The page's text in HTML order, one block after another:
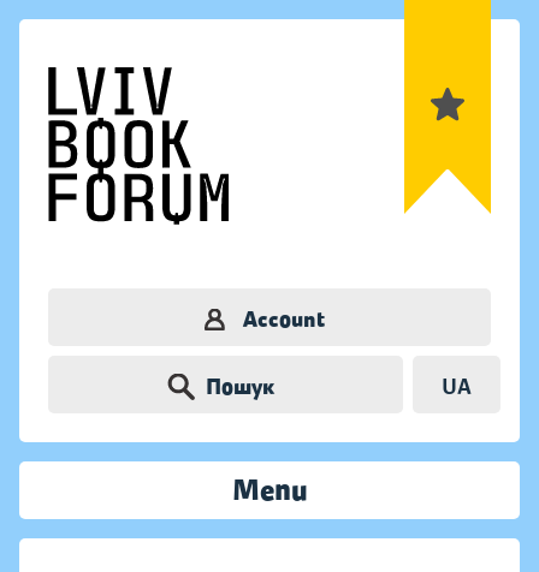
Account
Пошук UA
Menu